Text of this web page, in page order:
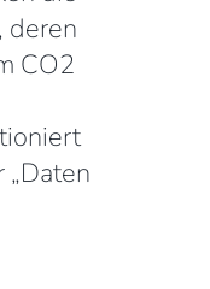
deren
CO2
„Daten